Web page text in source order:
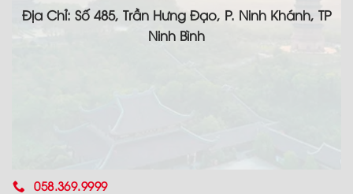
Địa Chỉ: Số 485, Trần Hưng Đạo, P. Ninh Khánh, TP
Ninh Bình
058.369.9999